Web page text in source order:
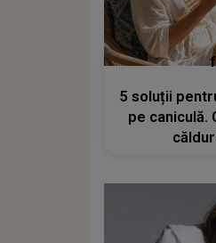
5 soluții
pe caniculă.